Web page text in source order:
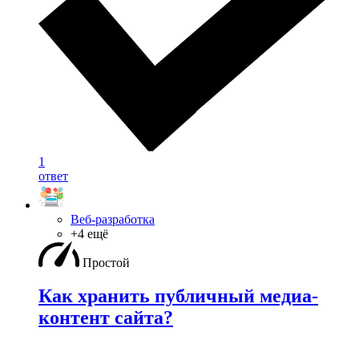
1
ответ
Веб-разработка
+4 ещё
Простой
Как хранить публичный медиа-
контент сайта?